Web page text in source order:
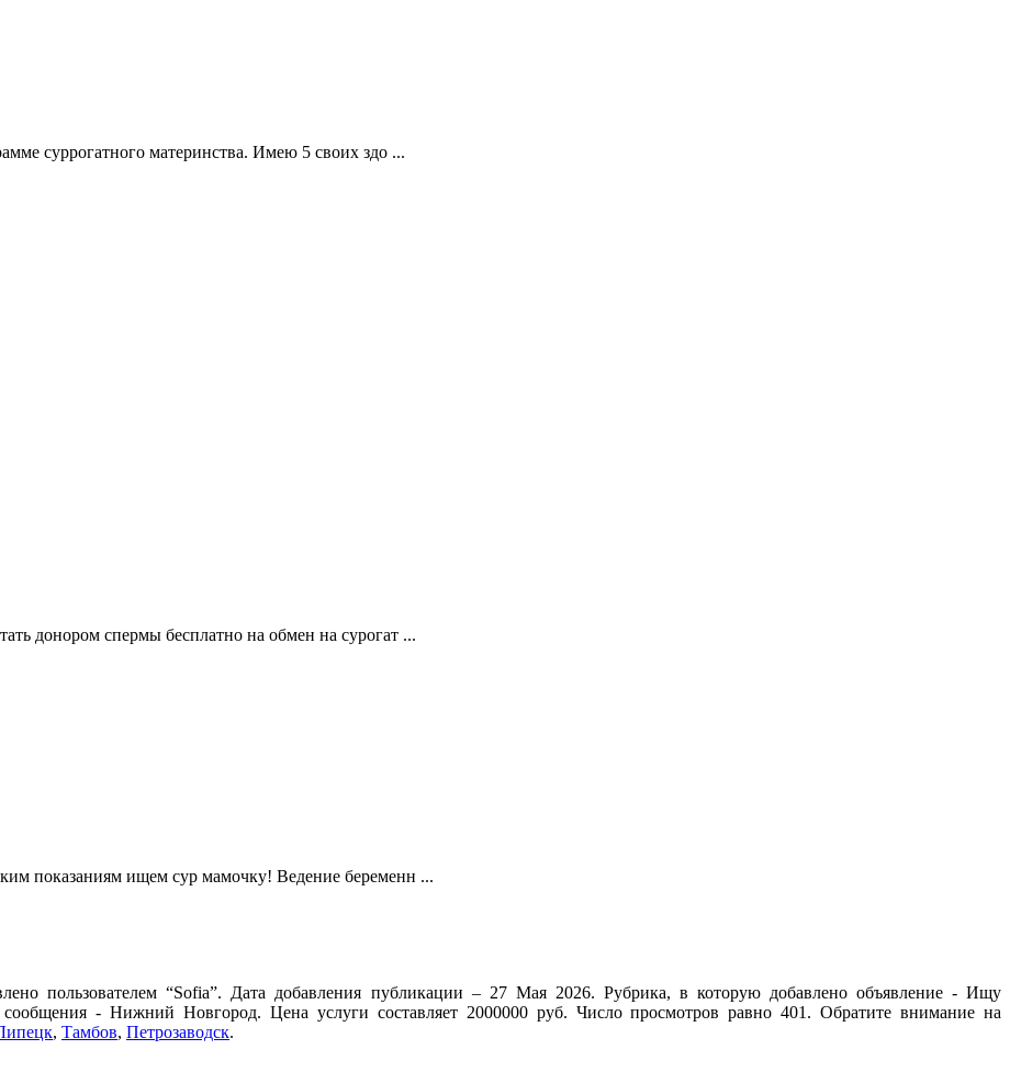
суррогатного материнства. Имею 5 своих здо ...
донором спермы бесплатно на обмен на сурогат ...
показаниям ищем сур мамочку! Ведение беременн ...
пользователем “Sofia”. Дата добавления публикации – 27 Мая 2026. Рубрика, в которую добавлено объявление - Ищу
- Нижний Новгород. Цена услуги составляет 2000000 руб. Число просмотров равно 401. Обратите внимание на
, Тамбов, Петрозаводск.